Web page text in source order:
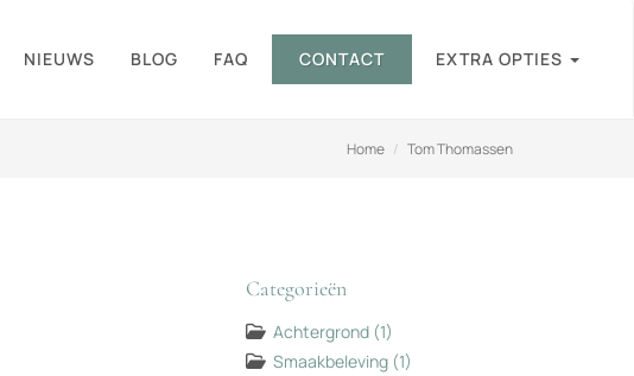
NIEUWS BLOG FAQ CONTACT EXTRA OPTIES
Home Tom Thomassen
Categorieën
Achtergrond (1)
Smaakbeleving (1)